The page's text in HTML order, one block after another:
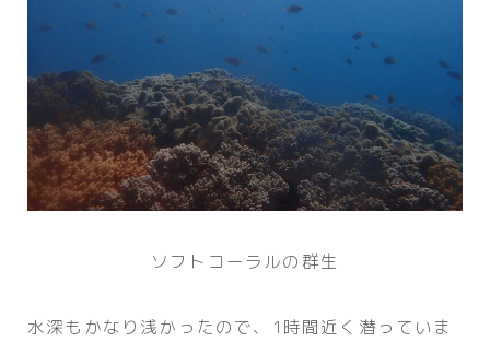
ソフトコーラルの群生
水深もかなり浅かったので、1時間近く潜っていま